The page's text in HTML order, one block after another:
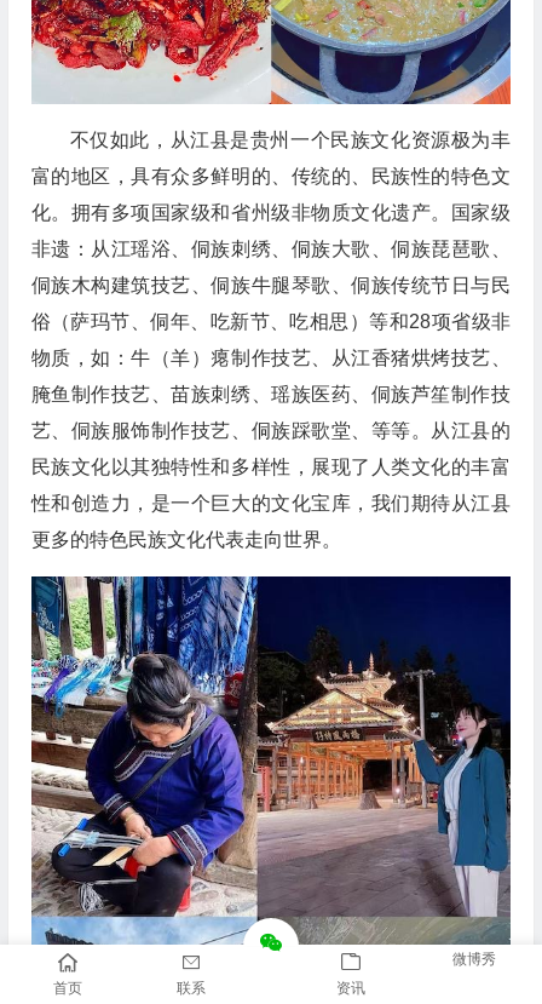
不仅如此，从江县是贵州一个民族文化资源极为丰
富的地区，具有众多鲜明的、传统的、民族性的特色文
化。拥有多项国家级和省州级非物质文化遗产。国家级
非遗：从江瑶浴、侗族刺绣、侗族大歌、侗族琵琶歌、
侗族木构建筑技艺、侗族牛腿琴歌、侗族传统节日与民
俗（萨玛节、侗年、吃新节、吃相思）等和28项省级非
物质，如：牛（羊）瘪制作技艺、从江香猪烘烤技艺、
腌鱼制作技艺、苗族刺绣、瑶族医药、侗族芦笙制作技
艺、侗族服饰制作技艺、侗族踩歌堂、等等。从江县的
民族文化以其独特性和多样性，展现了人类文化的丰富
性和创造力，是一个巨大的文化宝库，我们期待从江县
更多的特色民族文化代表走向世界。
首页 联系 资讯
微博秀